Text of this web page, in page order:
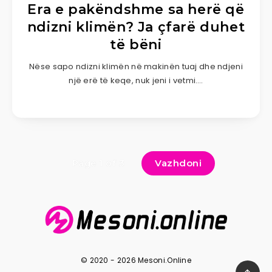
Era e pakëndshme sa herë që
ndizni klimën? Ja çfarë duhet
të bëni
Nëse sapo ndizni klimën në makinën tuaj dhe ndjeni
një erë të keqe, nuk jeni i vetmi….
Vazhdoni
© 2020 - 2026 Mesoni.Online